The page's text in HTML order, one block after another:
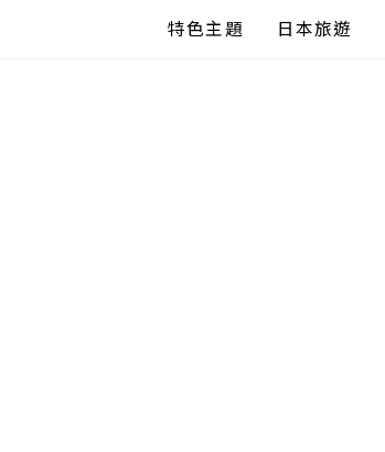
特色主題 日本旅遊